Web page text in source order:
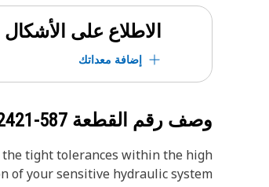
الاطلاع على الأشكال
إضافة معداتك
وصف رقم القطعة 587-2421
the tight tolerances within the high
of your sensitive hydraulic system.